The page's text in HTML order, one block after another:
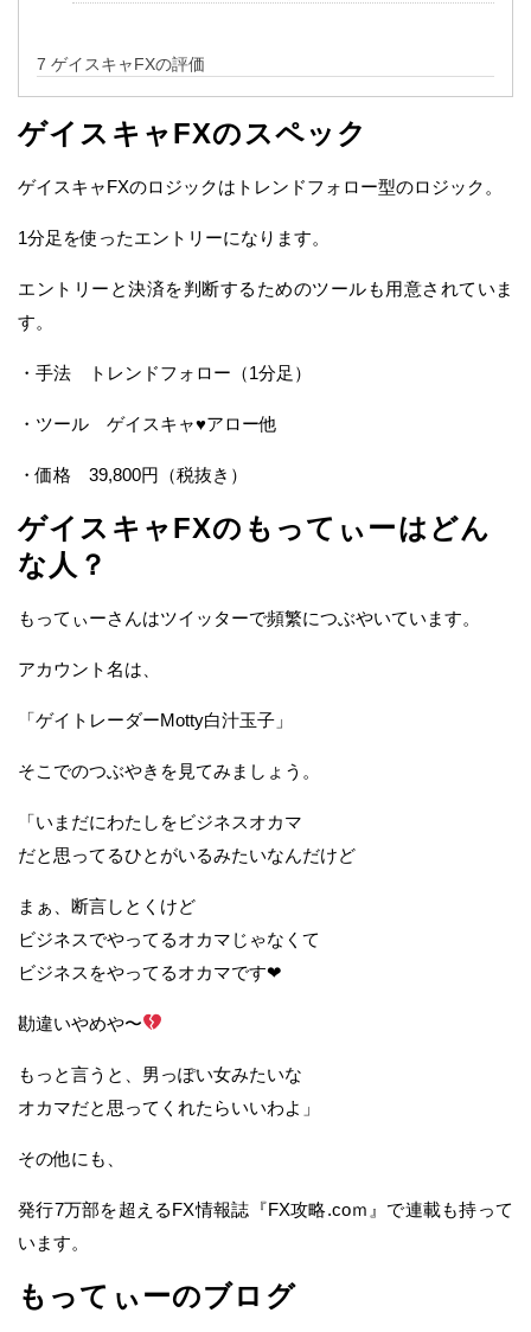
7 ゲイスキャFXの評価
ゲイスキャFXのスペック
ゲイスキャFXのロジックはトレンドフォロー型のロジック。
1分足を使ったエントリーになります。
エントリーと決済を判断するためのツールも用意されていま
す。
・手法 トレンドフォロー（1分足）
・ツール ゲイスキャ♥アロー他
・価格 39,800円（税抜き）
ゲイスキャFXのもってぃーはどん
な人？
もってぃーさんはツイッターで頻繁につぶやいています。
アカウント名は、
「ゲイトレーダーMotty白汁玉子」
そこでのつぶやきを見てみましょう。
「いまだにわたしをビジネスオカマ
だと思ってるひとがいるみたいなんだけど
まぁ、断言しとくけど
ビジネスでやってるオカマじゃなくて
ビジネスをやってるオカマです❤︎
勘違いやめや〜
もっと言うと、男っぽい女みたいな
オカマだと思ってくれたらいいわよ」
その他にも、
発行7万部を超えるFX情報誌『FX攻略.coｍ』で連載も持って
います。
もってぃーのブログ